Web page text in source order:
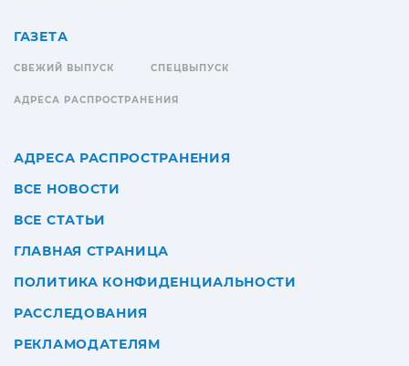
ГАЗЕТА
СВЕЖИЙ ВЫПУСК СПЕЦВЫПУСК
АДРЕСА РАСПРОСТРАНЕНИЯ
АДРЕСА РАСПРОСТРАНЕНИЯ
ВСЕ НОВОСТИ
ВСЕ СТАТЬИ
ГЛАВНАЯ СТРАНИЦА
ПОЛИТИКА КОНФИДЕНЦИАЛЬНОСТИ
РАССЛЕДОВАНИЯ
РЕКЛАМОДАТЕЛЯМ